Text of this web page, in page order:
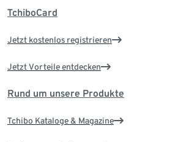
TchiboCard
Jetzt kostenlos registrieren
Jetzt Vorteile entdecken
Rund um unsere Produkte
Tchibo Kataloge & Magazine